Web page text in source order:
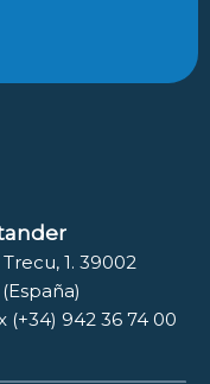
1. 39002
(+34) 942 36 74 00